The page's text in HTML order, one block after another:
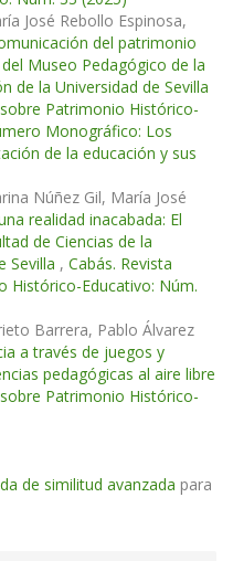
José Rebollo Espinosa,
del patrimonio
Museo Pedagógico de la
de la Universidad de Sevilla
Patrimonio Histórico-
Monográfico: Los
de la educación y sus
Núñez Gil, María José
realidad inacabada: El
de Ciencias de la
Sevilla , Cabás. Revista
Histórico-Educativo: Núm.
Barrera, Pablo Álvarez
a través de juegos y
pedagógicas al aire libre
Patrimonio Histórico-
de similitud avanzada para